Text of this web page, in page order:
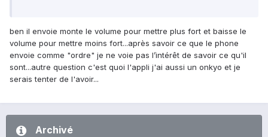
ben il envoie monte le volume pour mettre plus fort et baisse le
volume pour mettre moins fort...après savoir ce que le phone
envoie comme "ordre" je ne voie pas l’intérêt de savoir ce qu'il
sont...autre question c'est quoi l'appli j'ai aussi un onkyo et je
serais tenter de l'avoir...
Archivé